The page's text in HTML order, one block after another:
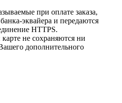
при оплате заказа,
эквайера и передаются
HTTPS.
не сохраняются ни
дополнительного